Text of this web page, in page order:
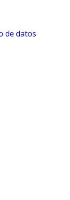
de datos